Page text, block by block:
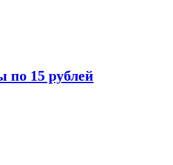
по 15 рублей